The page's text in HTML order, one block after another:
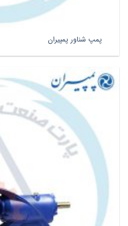
پمپ شناور پمپیران